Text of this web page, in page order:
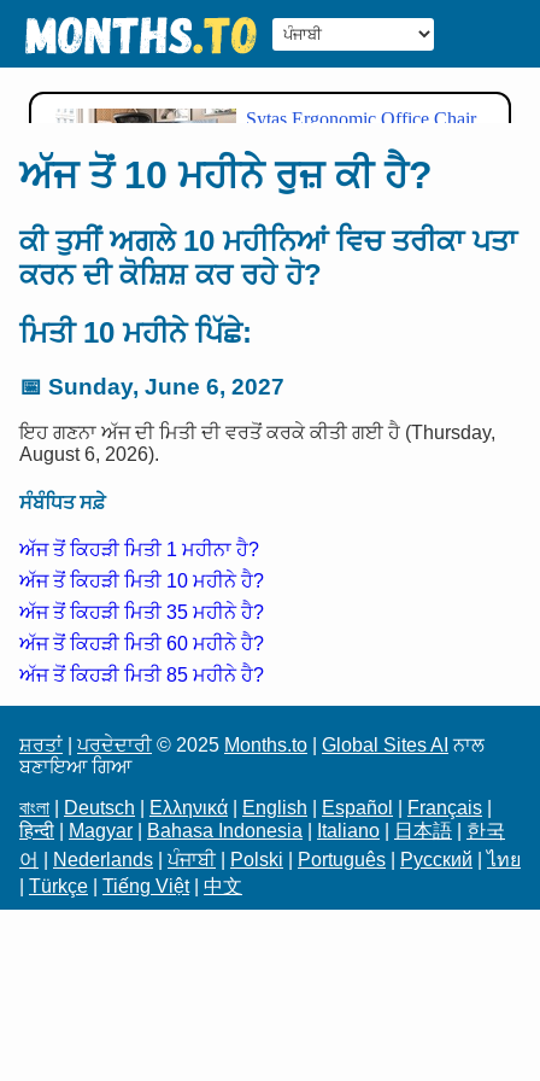
ਅੱਜ ਤੋਂ 10 ਮਹੀਨੇ ਰੁਜ਼ ਕੀ ਹੈ?
ਕੀ ਤੁਸੀਂ ਅਗਲੇ 10 ਮਹੀਨਿਆਂ ਵਿਚ ਤਰੀਕਾ ਪਤਾ
ਕਰਨ ਦੀ ਕੋਸ਼ਿਸ਼ ਕਰ ਰਹੇ ਹੋ?
ਮਿਤੀ 10 ਮਹੀਨੇ ਪਿੱਛੇ:
📅 Sunday, June 6, 2027
ਇਹ ਗਣਨਾ ਅੱਜ ਦੀ ਮਿਤੀ ਦੀ ਵਰਤੋਂ ਕਰਕੇ ਕੀਤੀ ਗਈ ਹੈ (Thursday,
August 6, 2026).
ਸੰਬੰਧਿਤ ਸਫ਼ੇ
ਅੱਜ ਤੋਂ ਕਿਹੜੀ ਮਿਤੀ 1 ਮਹੀਨਾ ਹੈ?
ਅੱਜ ਤੋਂ ਕਿਹੜੀ ਮਿਤੀ 10 ਮਹੀਨੇ ਹੈ?
ਅੱਜ ਤੋਂ ਕਿਹੜੀ ਮਿਤੀ 35 ਮਹੀਨੇ ਹੈ?
ਅੱਜ ਤੋਂ ਕਿਹੜੀ ਮਿਤੀ 60 ਮਹੀਨੇ ਹੈ?
ਅੱਜ ਤੋਂ ਕਿਹੜੀ ਮਿਤੀ 85 ਮਹੀਨੇ ਹੈ?
ਸ਼ਰਤਾਂ |ਪਰਦੇਦਾਰੀ© 2025 Months.to Global Sites AI ਨਾਲ
ਬਣਾਇਆ ਗਿਆ
বাংলা
Deutsch Ελληνικά English Español Français
हिन्दी
Magyar Bahasa Indonesia Italiano 日本語
한국
어
Nederlands |ਪੰਜਾਬੀ| Polski Português Русский |ไทย
Türkçe Tiếng Việt| 中文